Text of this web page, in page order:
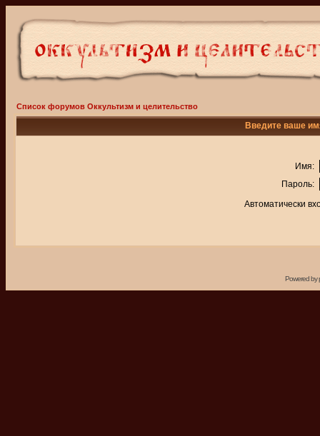
Список форумов Оккультизм и целительство
Введите ваше
Имя:
Пароль:
Автоматически
Powered by